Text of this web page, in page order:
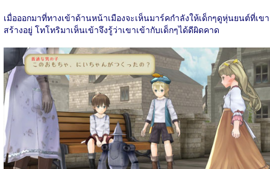
เมื่อออกมาที่ทางเข้าด้านหน้าเมืองจะเห็นมาร์คกำลังให้เด็กๆดูหุ่นยนต์ที่เขา
สร้างอยู่ โทโทริมาเห็นเข้าจึงรู้ว่าเขาเข้ากับเด็กๆได้ดีผิดคาด